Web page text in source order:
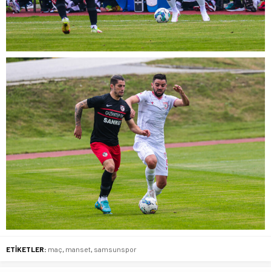
ETİKETLER: maç, manset, samsunspor